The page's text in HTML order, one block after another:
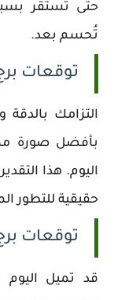
حتى تستقر
تُحسم بعد.
توقعات
التزامك
بأفضل صورة
اليوم. هذا
حقيقية للتطور
توقعات
قد تميل